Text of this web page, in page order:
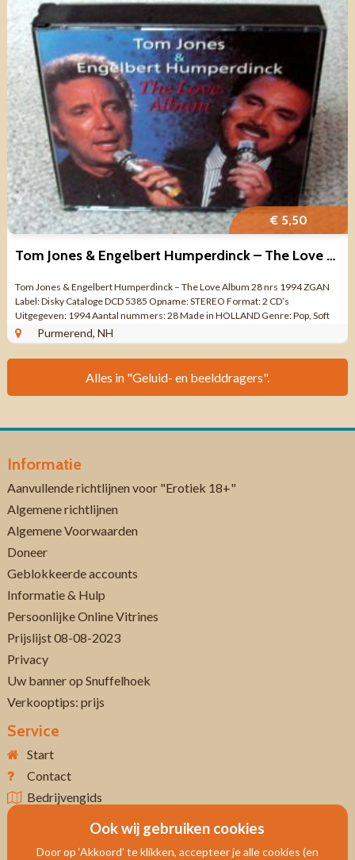
€ 5,50
Tom Jones & Engelbert Humperdinck – The Love Album 28 nrs ZGAN
Tom Jones & Engelbert Humperdinck – The Love Album 28 nrs 1994 ZGAN
Label: Disky Cataloge DCD 5385 Opname: STEREO Format: 2 CD’s
Uitgegeven: 1994 Aantal nummers: 28 Made in HOLLAND Genre: Pop, Soft
Rock ...Purmerend, NH
Alles in "Geluid- en beelddragers".
Informatie
Aanvullende richtlijnen voor "Erotiek 18+"
Algemene richtlijnen
Algemene Voorwaarden
Doneer
Geblokkeerde accounts
Informatie & Hulp
Persoonlijke Online Vitrines
Prijslijst 08-08-2023
Privacy
Uw banner op Snuffelhoek
Verkooptips: prijs
Service
Start
Contact
Bedrijvengids
Ook wij gebruiken cookies
Door op ‘Akkoord’ te klikken, accepteer je alle cookies (en